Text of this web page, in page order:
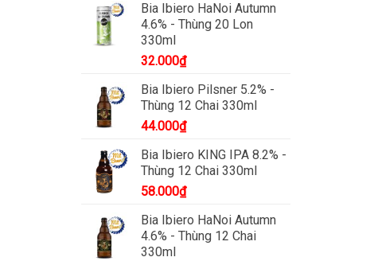
Bia Ibiero HaNoi Autumn
4.6% - Thùng 20 Lon
330ml
32.000₫
Bia Ibiero Pilsner 5.2% -
Thùng 12 Chai 330ml
44.000₫
Bia Ibiero KING IPA 8.2% -
Thùng 12 Chai 330ml
58.000₫
Bia Ibiero HaNoi Autumn
4.6% - Thùng 12 Chai
330ml